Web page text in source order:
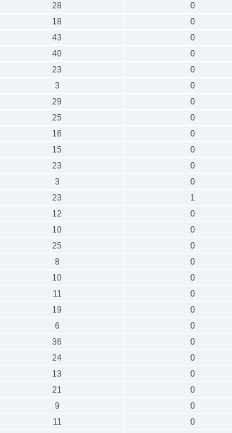
28 0
18 0
43 0
40 0
23 0
3 0
29 0
25 0
16 0
15 0
23 0
3 0
23 1
12 0
10 0
25 0
8 0
10 0
11 0
19 0
6 0
36 0
24 0
13 0
21 0
9 0
11 0